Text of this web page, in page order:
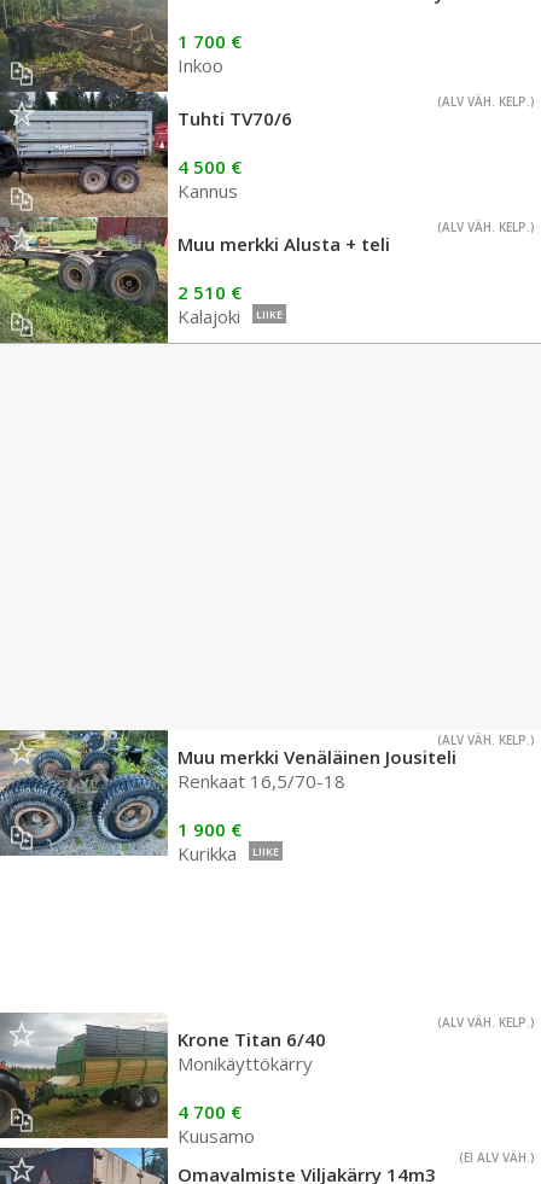
1 700 €
Inkoo
(ALV VÄH. KELP.)
Tuhti TV70/6
4 500 €
Kannus
(ALV VÄH. KELP.)
Muu merkki Alusta + teli
2 510 €
Kalajoki
LIIKE
(ALV VÄH. KELP.)
Muu merkki Venäläinen Jousiteli
Renkaat 16,5/70-18
1 900 €
Kurikka
LIIKE
(ALV VÄH. KELP.)
Krone Titan 6/40
Monikäyttökärry
4 700 €
Kuusamo
(EI ALV VÄH.)
Omavalmiste Viljakärry 14m3